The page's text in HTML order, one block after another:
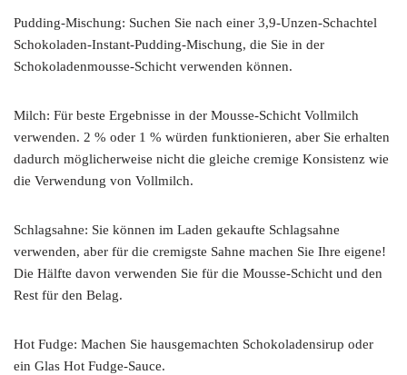
Pudding-Mischung: Suchen Sie nach einer 3,9-Unzen-Schachtel
Schokoladen-Instant-Pudding-Mischung, die Sie in der
Schokoladenmousse-Schicht verwenden können.
Milch: Für beste Ergebnisse in der Mousse-Schicht Vollmilch
verwenden. 2 % oder 1 % würden funktionieren, aber Sie erhalten
dadurch möglicherweise nicht die gleiche cremige Konsistenz wie
die Verwendung von Vollmilch.
Schlagsahne: Sie können im Laden gekaufte Schlagsahne
verwenden, aber für die cremigste Sahne machen Sie Ihre eigene!
Die Hälfte davon verwenden Sie für die Mousse-Schicht und den
Rest für den Belag.
Hot Fudge: Machen Sie hausgemachten Schokoladensirup oder
ein Glas Hot Fudge-Sauce.